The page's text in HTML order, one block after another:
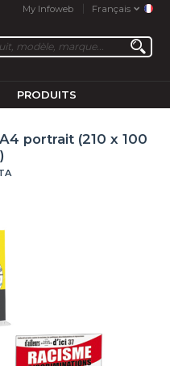
My Infoweb Français
PRODUITS
portrait (210 x 100